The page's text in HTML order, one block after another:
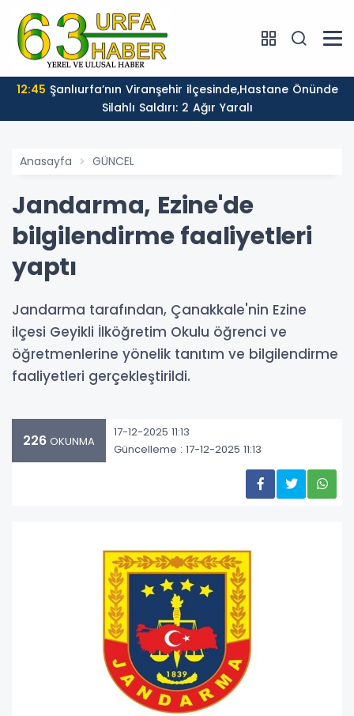
12:45
Silahlı Saldırı: 2 Ağır Yaralı
Anasayfa GÜNCEL
Jandarma, Ezine'de
bilgilendirme faaliyetleri
yaptı
Jandarma tarafından, Çanakkale'nin Ezine
ilçesi Geyikli İlköğretim Okulu öğrenci ve
öğretmenlerine yönelik tanıtım ve bilgilendirme
faaliyetleri gerçekleştirildi.
226 OKUNMA
17-12-2025 11:13
Güncelleme : 17-12-2025 11:13